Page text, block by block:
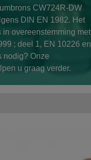
CW724R-DW
DIN EN 1982. Het
in overeenstemming met
; deel 1, EN 10226 en
nodig? Onze
u graag verder.